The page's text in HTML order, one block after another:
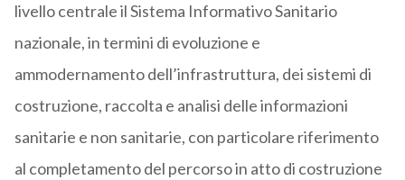
livello centrale il Sistema Informativo Sanitario
nazionale, in termini di evoluzione e
ammodernamento dell’infrastruttura, dei sistemi di
costruzione, raccolta e analisi delle informazioni
sanitarie e non sanitarie, con particolare riferimento
al completamento del percorso in atto di costruzione